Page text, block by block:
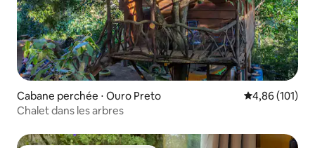
Cabane perchée ⋅ Ouro Preto Évaluation
4,86 (101)
Chalet dans les arbres